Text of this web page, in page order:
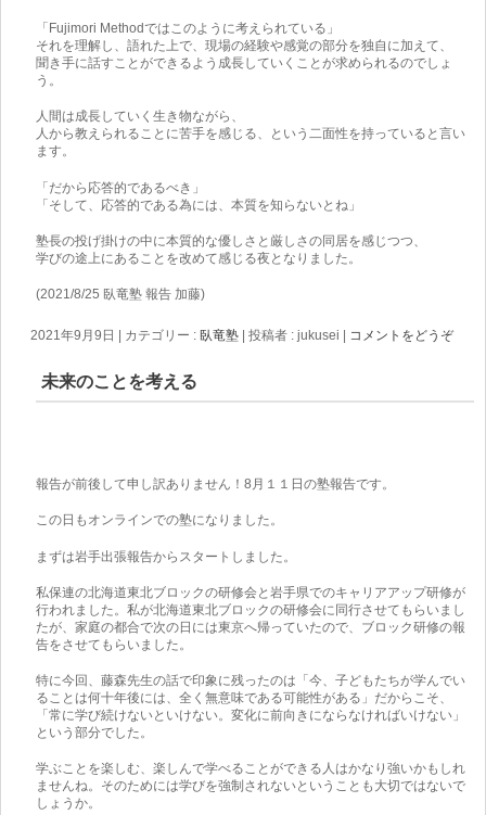
「Fujimori Methodではこのように考えられている」
それを理解し、語れた上で、現場の経験や感覚の部分を独自に加えて、
聞き手に話すことができるよう成長していくことが求められるのでしょ
う。
人間は成長していく生き物ながら、
人から教えられることに苦手を感じる、という二面性を持っていると言い
ます。
「だから応答的であるべき」
「そして、応答的である為には、本質を知らないとね」
塾長の投げ掛けの中に本質的な優しさと厳しさの同居を感じつつ、
学びの途上にあることを改めて感じる夜となりました。
(2021/8/25 臥竜塾 報告 加藤)
2021年9月9日 カテゴリー : 臥竜塾 |投稿者 : jukusei コメントをどうぞ
未来のことを考える
報告が前後して申し訳ありません！8月１１日の塾報告です。
この日もオンラインでの塾になりました。
まずは岩手出張報告からスタートしました。
私保連の北海道東北ブロックの研修会と岩手県でのキャリアアップ研修が
行われました。私が北海道東北ブロックの研修会に同行させてもらいまし
たが、家庭の都合で次の日には東京へ帰っていたので、ブロック研修の報
告をさせてもらいました。
特に今回、藤森先生の話で印象に残ったのは「今、子どもたちが学んでい
ることは何十年後には、全く無意味である可能性がある」だからこそ、
「常に学び続けないといけない。変化に前向きにならなければいけない」
という部分でした。
学ぶことを楽しむ、楽しんで学べることができる人はかなり強いかもしれ
ませんね。そのためには学びを強制されないということも大切ではないで
しょうか。